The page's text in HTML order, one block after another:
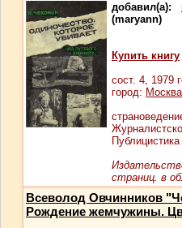
добавил(а):
(maryann)
Купить книгу
сост. 4, 1979
город: Москва
Публицистика
страниц. в
Всеволод Овчинников
Рождение жемчужины.